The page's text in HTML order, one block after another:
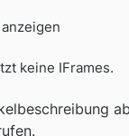
keine IFrames.